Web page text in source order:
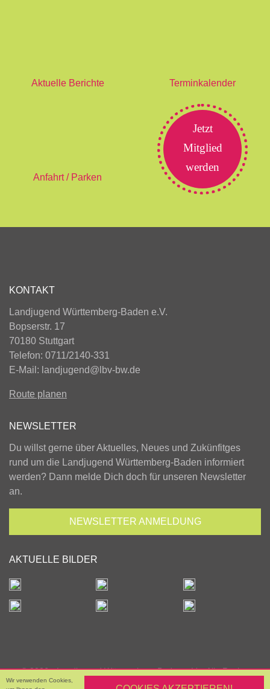
Wir verwenden Cookies,
Aktuelle Berichte Terminkalender
Anfahrt / Parken
Jetzt
Mitglied
werden
KONTAKT
Landjugend Württemberg-Baden e.V.
Bopserstr. 17
70180 Stuttgart
Telefon: 0711/2140-331
E-Mail: landjugend@lbv-bw.de
Route planen
NEWSLETTER
Du willst gerne über Aktuelles, Neues und Zukünfitges
rund um die Landjugend Württemberg-Baden informiert
werden? Dann melde Dich doch für unseren Newsletter
an.
NEWSLETTER ANMELDUNG
AKTUELLE BILDER
© 2026 - Landjugend Württemberg-Baden e.V. - Alle Rechte
vorbehalten.